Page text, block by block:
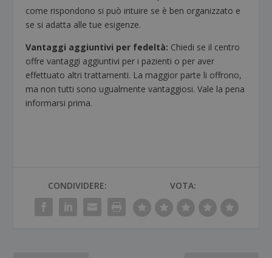
come rispondono si può intuire se è ben organizzato e
se si adatta alle tue esigenze.
Vantaggi aggiuntivi per fedeltà: Chiedi se il centro
offre vantaggi aggiuntivi per i pazienti o per aver
effettuato altri trattamenti. La maggior parte li offrono,
ma non tutti sono ugualmente vantaggiosi. Vale la pena
informarsi prima.
CONDIVIDERE: VOTA: